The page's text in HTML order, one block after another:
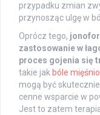
przypadku zmian
przynosząc ulgę w
Oprócz tego,
zastosowanie w
proces gojenia się
takie jak bóle
mogą być
cenne wsparcie w
Jest to zatem